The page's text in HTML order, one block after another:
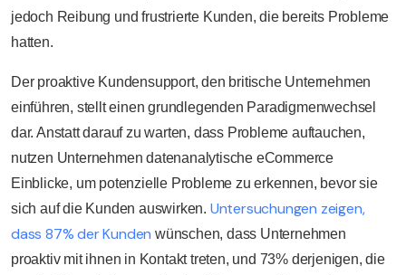
jedoch Reibung und frustrierte Kunden, die bereits Probleme
hatten.
Der proaktive Kundensupport, den britische Unternehmen
einführen, stellt einen grundlegenden Paradigmenwechsel
dar. Anstatt darauf zu warten, dass Probleme auftauchen,
nutzen Unternehmen datenanalytische eCommerce
Einblicke, um potenzielle Probleme zu erkennen, bevor sie
sich auf die Kunden auswirken. Untersuchungen zeigen,
dass 87% der Kundenwünschen, dass Unternehmen
proaktiv mit ihnen in Kontakt treten, und 73% derjenigen, die